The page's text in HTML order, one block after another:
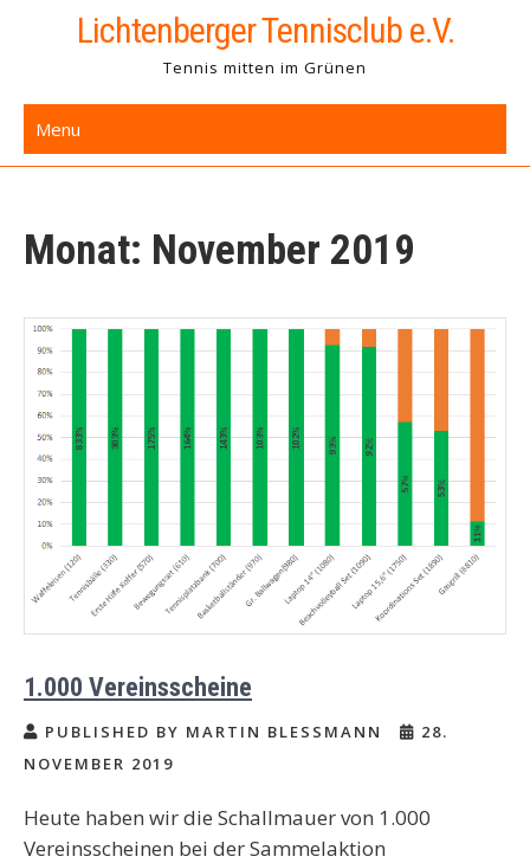
Lichtenberger Tennisclub e.V.
Tennis mitten im Grünen
Menu
Monat: November 2019
1.000 Vereinsscheine
PUBLISHED BY MARTIN BLESSMANN
28.
NOVEMBER 2019
Heute haben wir die Schallmauer von 1.000
Vereinsscheinen bei der Sammelaktion